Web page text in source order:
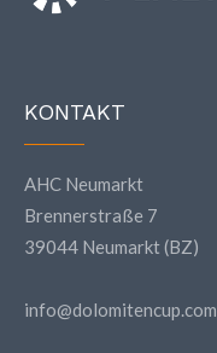
KONTAKT
AHC Neumarkt
Brennerstraße 7
39044 Neumarkt (BZ)
info@dolomitencup.com